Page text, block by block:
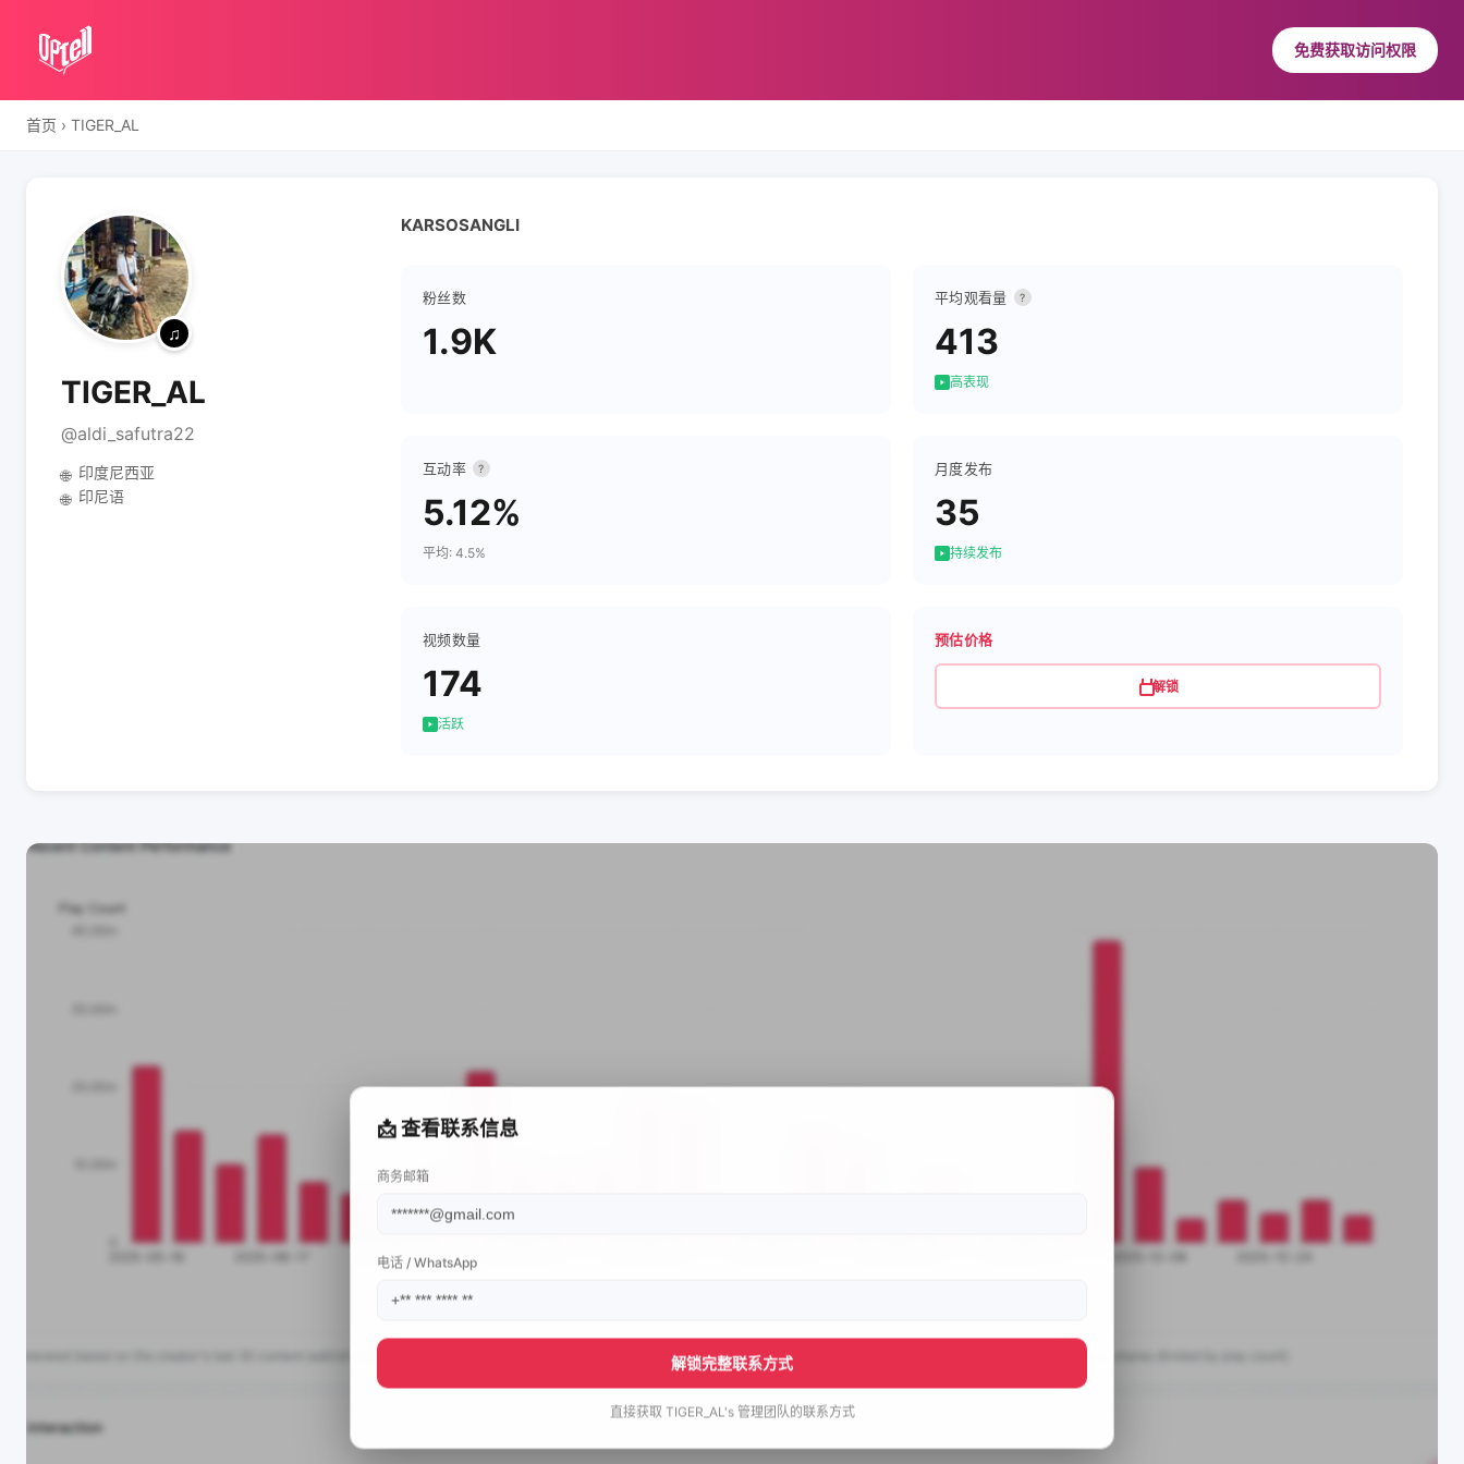
免费获取访问权限
首页 › TIGER_AL
TIGER_AL
@aldi_safutra22
🌐 印度尼西亚
🌐 印尼语
KARSOSANGLI
粉丝数
1.9K
平均观看量 ?
413
高表现
互动率 ?
5.12%
平均: 4.5%
月度发布
35
持续发布
视频数量
174
活跃
预估价格
解锁
📩 查看联系信息
商务邮箱
电话 / WhatsApp
解锁完整联系方式
直接获取 TIGER_AL's 管理团队的联系方式